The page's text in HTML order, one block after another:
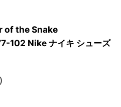
of the Snake
102 Nike ナイキ シューズ